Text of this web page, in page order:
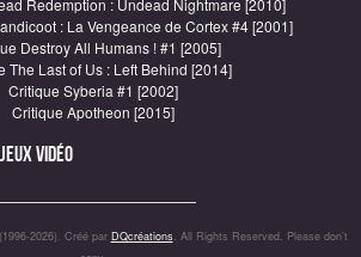
: La Vengeance de Cortex #4 [2001]
Destroy All Humans ! #1 [2005]
The Last of Us : Left Behind [2014]
Critique Syberia #1 [2002]
Critique Apotheon [2015]
vidéo
2026). Créé par DQcréations. All Rights Reserved. Please don’t